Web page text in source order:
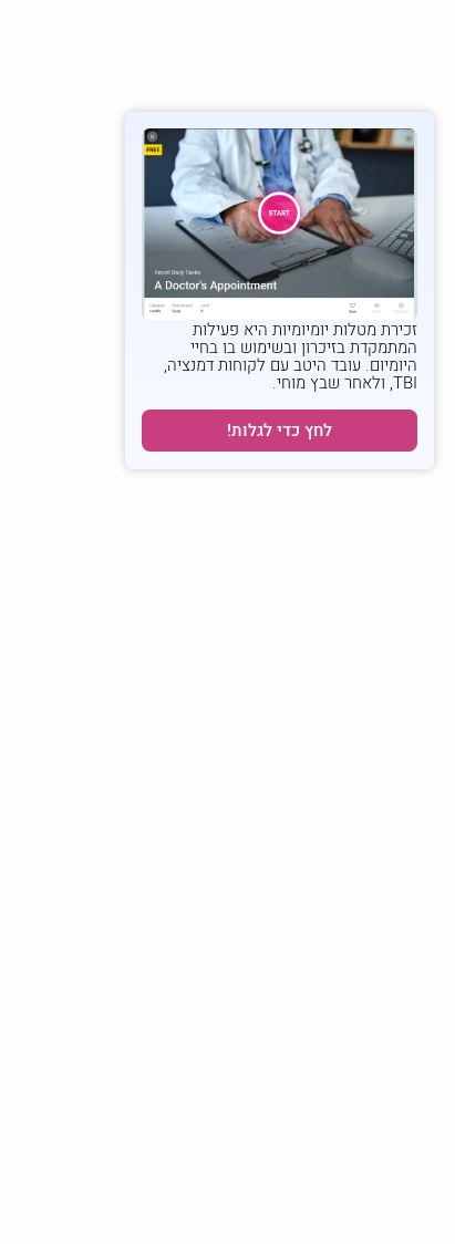
זכירת מטלות יומיומיות היא פעילות
המתמקדת בזיכרון ובשימוש בו בחיי
היומיום. עובד היטב עם לקוחות דמנציה,
TBI, ולאחר שבץ מוחי.
לחץ כדי לגלות!